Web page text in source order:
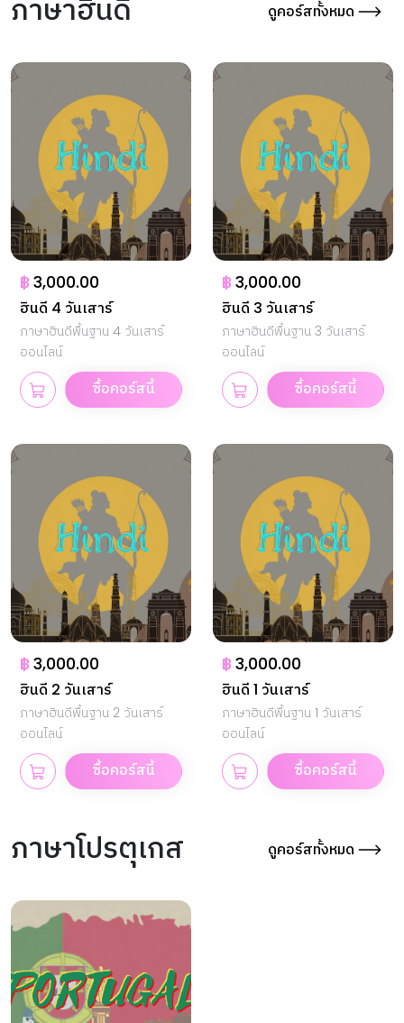
ภาษาฮินดี ดูคอร์สทั้งหมด
฿3,000.00
ฮินดี 4 วันเสาร์
ภาษาฮินดีพื้นฐาน 4 วันเสาร์
ออนไลน์
ซื้อคอร์สนี้
฿3,000.00
ฮินดี 3 วันเสาร์
ภาษาฮินดีพื้นฐาน 3 วันเสาร์
ออนไลน์
ซื้อคอร์สนี้
฿3,000.00
ฮินดี 2 วันเสาร์
ภาษาฮินดีพื้นฐาน 2 วันเสาร์
ออนไลน์
ซื้อคอร์สนี้
฿3,000.00
ฮินดี 1 วันเสาร์
ภาษาฮินดีพื้นฐาน 1 วันเสาร์
ออนไลน์
ซื้อคอร์สนี้
ภาษาโปรตุเกส ดูคอร์สทั้งหมด